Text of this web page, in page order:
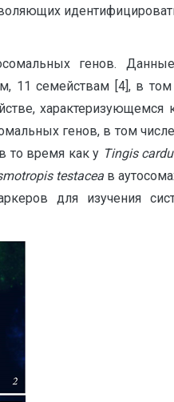
генов.
11 семействам [4], в том
характеризующемся
генов, в том
то время как у Tingis
testacea в
для изучения